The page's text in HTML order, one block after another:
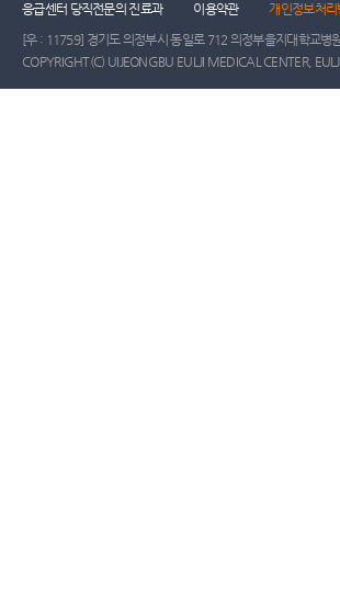
응급센터 당직전문의 진료과 이용약관 개인정보처리
[우 : 11759] 경기도 의정부시 동일로 712 의정부을지대학교병원.
COPYRIGHT(C) UIJEONGBU EULJI MEDICAL CENTER,